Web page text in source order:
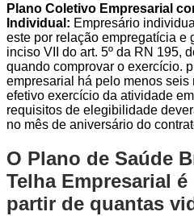
Plano Coletivo Empresarial
Individual: Empresário
este por relação empregatícia e
inciso VII do art. 5º da RN 195,
quando comprovar o exercício.
empresarial há pelo menos seis
efetivo exercício da atividade
requisitos de elegibilidade
no mês de aniversário do
O Plano de Saúde
Telha Empresarial
partir de quantas